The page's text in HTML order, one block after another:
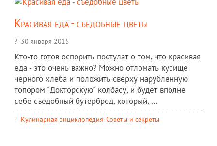
Красивая еда - съедобные цветы
30 января 2015
Кто-то готов оспорить постулат о том, что красивая
еда - это очень важно? Можно отломать кусище
черного хлеба и положить сверху нарубленную
топором "Докторскую" колбасу, и будет вполне
себе съедобный бутерброд, который, ...
Кулинарная энциклопедия, Советы и секреты